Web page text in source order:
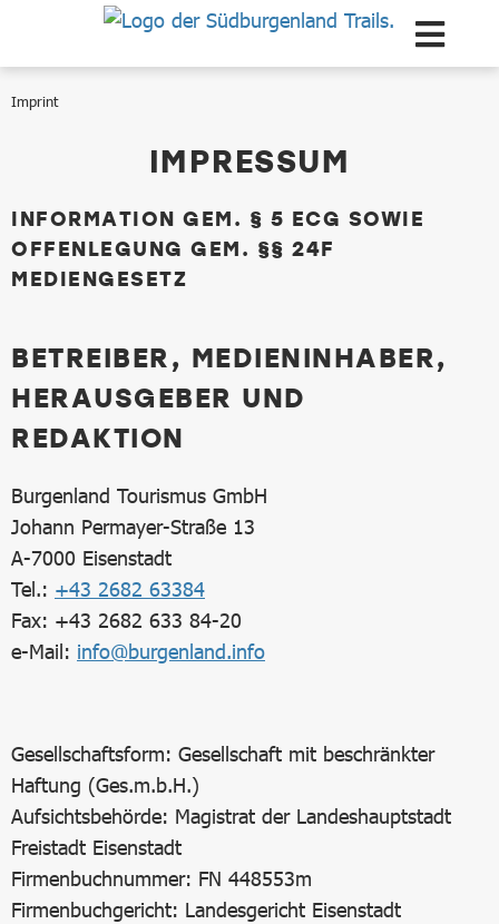
Scroll to the main content
Imprint
IMPRESSUM
INFORMATION GEM. § 5 ECG SOWIE
OFFENLEGUNG GEM. §§ 24F
MEDIENGESETZ
BETREIBER, MEDIENINHABER,
HERAUSGEBER UND
REDAKTION
Burgenland Tourismus GmbH
Johann Permayer-Straße 13
A-7000 Eisenstadt
Tel.: +43 2682 63384
Fax: +43 2682 633 84-20
e-Mail: info@burgenland.info
Gesellschaftsform: Gesellschaft mit beschränkter
Haftung (Ges.m.b.H.)
Aufsichtsbehörde: Magistrat der Landeshauptstadt
Freistadt Eisenstadt
Firmenbuchnummer: FN 448553m
Firmenbuchgericht: Landesgericht Eisenstadt